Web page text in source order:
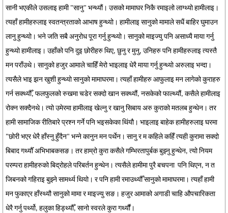
सानी भएकीले उसलाइ हामी "सानु" भन्थ्यौं। उसको मामाघर निकै रमाइलो लाग्थ्यो हामीलाइ।
त्यहाँ हामीहरुलाइ स्वतन्त्रताको आभाष हुन्थ्यो। हामीलाइ सानुको मामाले सधैं बाहिर घुमाउन
लानु हुन्थ्यो। भने जति सबै अनुरोध पूरा गर्नु हुन्थ्यो। सानुको माइज्यु पनि असाध्यै माया गर्नु
हुन्थ्यो हामीलाइ। उहाँको पनि दुइ छोरीहरु थिए, छुनु र मुनु, उनिहरु पनि हामीहरुलाइ त्यस्तै
मन पराँउथे। सानुको हजुर आमाले चाहिँ मेरो भाइलाइ धेरै माया गर्नु हुन्थ्यो अरुलाइ भन्दा।
त्यसैले भाइ झन खुशी हुन्थ्यो सानुको मामाघरमा। त्यहाँ हामीहरु आफुलाइ मन लागेको कुराहरु
गर्न सक्थ्यौँ, फलफुलको रुखमा चडेर सक्दो खान सक्थ्यौं, नसकेको फाल्थ्यौं, कसैले हामीलाइ
रोक्न सक्दैनथे। त्यो उमेरमा हामीलाइ खेल्नु र खानु सिबाय अरु कुराको मतलब हुन्थेन। तर
हामी सामाजिक रीतिबारे प्रश्न गर्ने पनि भइसकेका थिंयौ। भाइलाइ बाहेक हामीहरुलाइ घरमा
"छोरी भएर धेरै हाँस्नु हुँदैन" भन्ने कानुन मन पर्थेन। सानु र म कहिले कहिँ त्यही कुरामा सक्दो
बिबाद गर्थ्यौँ अभिभाबकसङ। तर हाम्रो कुरा कसैले गम्भिरतापुर्बक बुझ्नु हुन्थेन, त्यो नियम
परम्परा हामीहरुको बिद्रोहले परिबर्तन हुन्थेन। त्यसैले हामीमा पुरै बचपना पनि थिएन, न त
जिबनको गहिराइ बुझ्ने सामर्थ्य थियो। र पनि हामी रमाउथ्यौँ सानुको मामाघरमा। त्यहाँ हामी
मन फुकाएर हाँस्थ्यौ सानुको मामा र माइज्यु सङ। हजुर आमाको अगाडी चाहि औपचारिकता
धेरै गर्नु पर्थ्यो, हलुका हिड्थ्यौँ, सानो स्वरले कुरा गर्थ्यौं।